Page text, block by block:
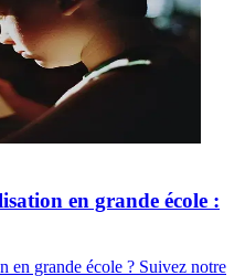
en grande école :
en grande école ? Suivez notre